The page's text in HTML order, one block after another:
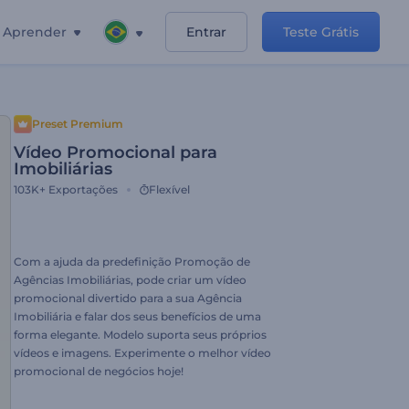
Aprender Entrar Teste Grátis
Preset Premium
Vídeo Promocional para
Imobiliárias
103K+ Exportações Flexível
Com a ajuda da predefinição Promoção de
Agências Imobiliárias, pode criar um vídeo
promocional divertido para a sua Agência
Imobiliária e falar dos seus benefícios de uma
forma elegante. Modelo suporta seus próprios
vídeos e imagens. Experimente o melhor vídeo
promocional de negócios hoje!